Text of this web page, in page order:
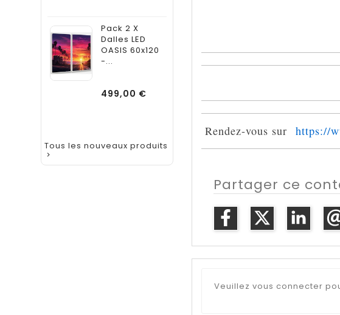
Pack 2 X
Dalles LED
OASIS 60x120
-...
499,00 €
Tous les nouveaux produits

Rendez-vous sur https://
Partager ce
Veuillez vous connecter